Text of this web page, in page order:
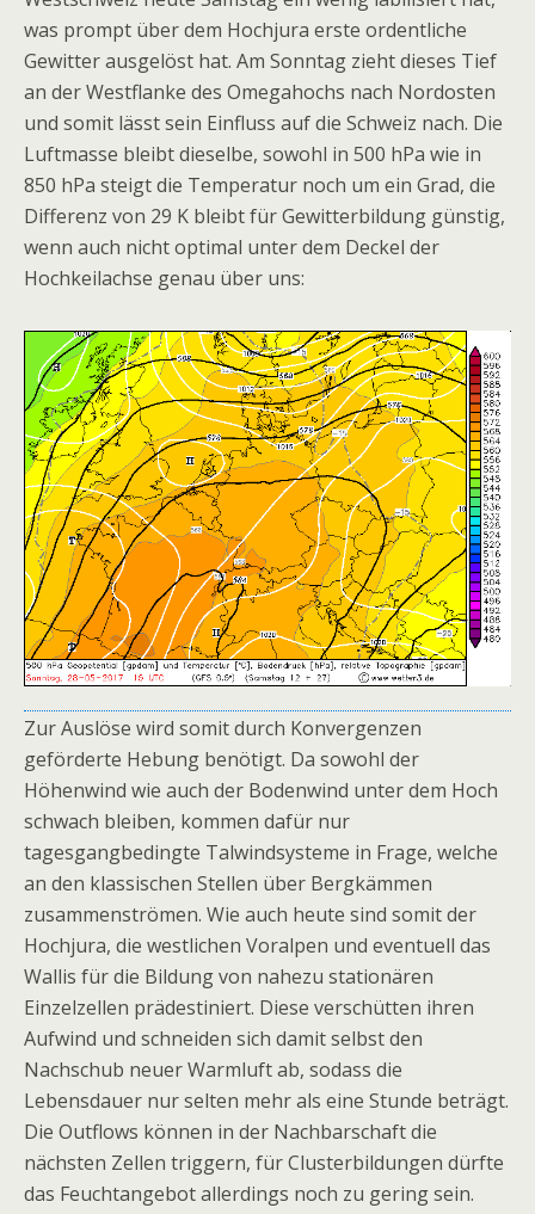
was prompt über dem Hochjura erste ordentliche
Gewitter ausgelöst hat. Am Sonntag zieht dieses Tief
an der Westflanke des Omegahochs nach Nordosten
und somit lässt sein Einfluss auf die Schweiz nach. Die
Luftmasse bleibt dieselbe, sowohl in 500 hPa wie in
850 hPa steigt die Temperatur noch um ein Grad, die
Differenz von 29 K bleibt für Gewitterbildung günstig,
wenn auch nicht optimal unter dem Deckel der
Hochkeilachse genau über uns:
Zur Auslöse wird somit durch Konvergenzen
geförderte Hebung benötigt. Da sowohl der
Höhenwind wie auch der Bodenwind unter dem Hoch
schwach bleiben, kommen dafür nur
tagesgangbedingte Talwindsysteme in Frage, welche
an den klassischen Stellen über Bergkämmen
zusammenströmen. Wie auch heute sind somit der
Hochjura, die westlichen Voralpen und eventuell das
Wallis für die Bildung von nahezu stationären
Einzelzellen prädestiniert. Diese verschütten ihren
Aufwind und schneiden sich damit selbst den
Nachschub neuer Warmluft ab, sodass die
Lebensdauer nur selten mehr als eine Stunde beträgt.
Die Outflows können in der Nachbarschaft die
nächsten Zellen triggern, für Clusterbildungen dürfte
das Feuchtangebot allerdings noch zu gering sein.